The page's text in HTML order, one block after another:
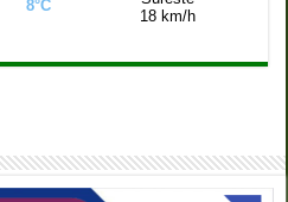
8°C
18 km/h